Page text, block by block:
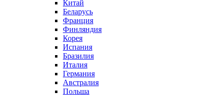
Китай
Беларусь
Франция
Финляндия
Корея
Испания
Бразилия
Италия
Германия
Австралия
Польша